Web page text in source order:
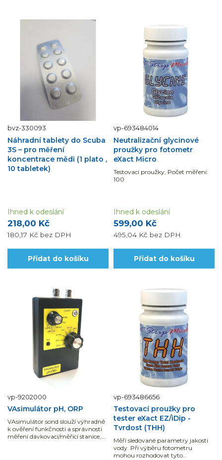
bvz-330093
Náhradní tablety do Scuba
3S – pro měření
koncentrace mědi (1 plato ,
10 tabletek)
218,00 Kč
180,17 Kč bez DPH
Ihned k odeslání
Přidat do košíku
vp-693484014
Neutralizační glycinové
proužky pro fotometr
eXact Micro
Testovací proužky, Počet měření:
100
599,00 Kč
495,04 Kč bez DPH
Ihned k odeslání
Přidat do košíku
vp-9202000
VAsimulátor pH, ORP
VAsimulátor sond slouží výhradně
k ověření funkčnosti a správnosti
měření dávkovací/měřící stanice,
vp-693486656
Testovací proužky pro
tester eXact EZ/iDip -
Tvrdost (THH)
Měří sledované parametry jakosti
vody. Při výběru fotometru
mohou rozhodovat tyto